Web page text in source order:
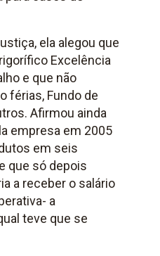
ela alegou que
Excelência
e que não
férias, Fundo de
Afirmou ainda
empresa em 2005
em seis
que só depois
a receber o salário
a
teve que se